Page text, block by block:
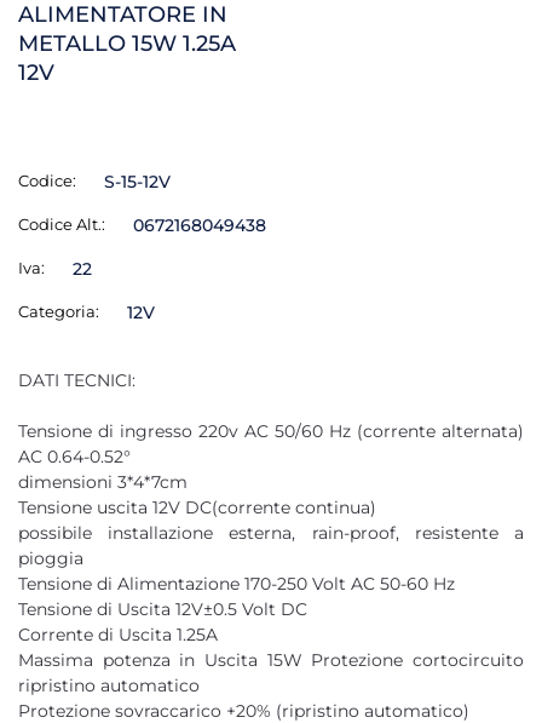
ALIMENTATORE IN
METALLO 15W 1.25A
12V
Codice: S-15-12V
Codice Alt.: 0672168049438
Iva: 22
Categoria: 12V
DATI TECNICI:
Tensione di ingresso 220v AC 50/60 Hz (corrente alternata)
AC 0.64-0.52°
dimensioni 3*4*7cm
Tensione uscita 12V DC(corrente continua)
possibile installazione esterna, rain-proof, resistente a
pioggia
Tensione di Alimentazione 170-250 Volt AC 50-60 Hz
Tensione di Uscita 12V±0.5 Volt DC
Corrente di Uscita 1.25A
Massima potenza in Uscita 15W Protezione cortocircuito
ripristino automatico
Protezione sovraccarico +20% (ripristino automatico)